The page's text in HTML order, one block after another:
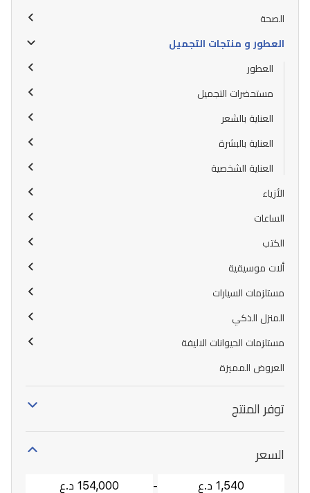
الصحة
العطور و منتجات التجميل
العطور
مستحضرات التجميل
العناية بالشعر
العناية بالبشرة
العناية الشخصية
الأزياء
الساعات
الكتب
ألات موسيقية
مستلزمات السيارات
المنزل الذكي
مستلزمات الحيوانات الاليفة
العروض المميزة
توفر المنتج
السعر
-